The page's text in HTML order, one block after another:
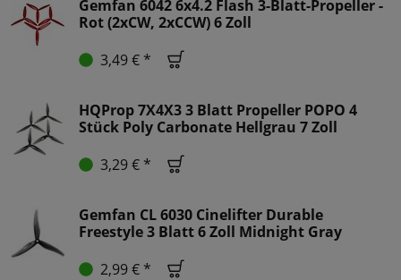
Gemfan 6042 6x4.2 Flash 3-Blatt-Propeller -
Rot (2xCW, 2xCCW) 6 Zoll
3,49 € *
HQProp 7X4X3 3 Blatt Propeller POPO 4
Stück Poly Carbonate Hellgrau 7 Zoll
3,29 € *
Gemfan CL 6030 Cinelifter Durable
Freestyle 3 Blatt 6 Zoll Midnight Gray
2,99 € *